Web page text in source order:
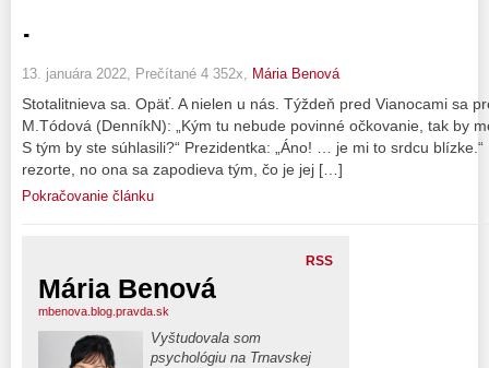
.
13. januára 2022, Prečítané 4 352x, Mária Benová
Stotalitnieva sa. Opäť. A nielen u nás. Týždeň pred Vianocami sa
M.Tódová (DenníkN): „Kým tu nebude povinné očkovanie, tak by
S tým by ste súhlasili?“ Prezidentka: „Áno! … je mi to srdcu
rezorte, no ona sa zapodieva tým, čo je jej […]
Pokračovanie článku
RSS
Mária Benová
mbenova.blog.pravda.sk
Vyštudovala som
psychológiu na Trnavskej